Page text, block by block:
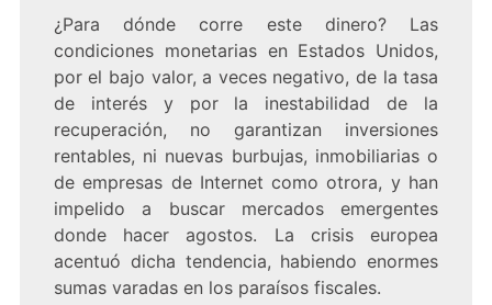
¿Para dónde corre este dinero? Las
condiciones monetarias en Estados Unidos,
por el bajo valor, a veces negativo, de la tasa
de interés y por la inestabilidad de la
recuperación, no garantizan inversiones
rentables, ni nuevas burbujas, inmobiliarias o
de empresas de Internet como otrora, y han
impelido a buscar mercados emergentes
donde hacer agostos. La crisis europea
acentuó dicha tendencia, habiendo enormes
sumas varadas en los paraísos fiscales.